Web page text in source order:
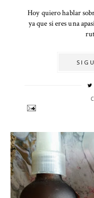
Hoy quiero hablar
ya que si eres una